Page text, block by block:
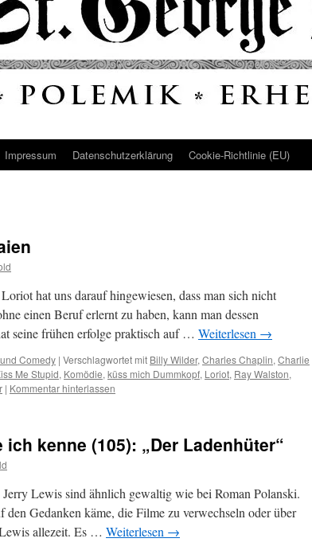
Impressum Datenschutz­erklärung Cookie-Richtlinie (EU)
hat uns darauf hingewiesen, dass man sich nicht
einen Beruf erlernt zu haben, kann man dessen
seine frühen erfolge praktisch auf … Weiterlesen →
Comedy | Verschlagwortet mit Billy Wilder, Charles Chaplin, Charlie
Me Stupid, Komödie, küss mich Dummkopf, Loriot, Ray Walston,
| Kommentar hinterlassen
kenne (105): „Der Ladenhüter“
Lewis sind ähnlich gewaltig wie bei Roman Polanski.
Gedanken käme, die Filme zu verwechseln oder über
allezeit. Es … Weiterlesen →